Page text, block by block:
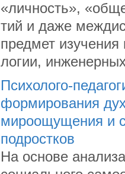
«личность»,
тий и даже
предмет
логии,
Психолого-
формирования
мироощущения и
подростков
На основе